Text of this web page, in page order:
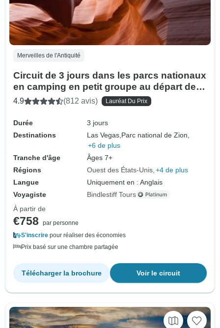
Merveilles de l'Antiquité
Circuit de 3 jours dans les parcs nationaux
en camping en petit groupe au départ de
Las Vegas
4.9 (812 avis) Lauréat Du Prix
Durée
3 jours
Destinations
Las Vegas, Parc national de Zion,
+6 de plus
Tranche d'âge
Âges 7+
Régions
Ouest des États-Unis +4 de plus
Langue
Uniquement en : Anglais
Voyagiste
Bindlestiff Tours
À partir de
€758
par personne
S'inscrire pour réaliser des économies
Prix basé sur une chambre partagée
Voir le circuit
Télécharger la brochure